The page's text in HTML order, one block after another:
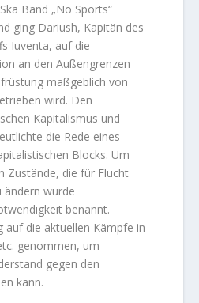
Band „No Sports“
ging Dariush, Kapitän des
Iuventa, auf die
an den Außengrenzen
maßgeblich von
wird. Den
Kapitalismus und
die Rede eines
Blocks. Um
Zustände, die für Flucht
ändern wurde
benannt.
auf die aktuellen Kämpfe in
genommen, um
gegen den
kann.